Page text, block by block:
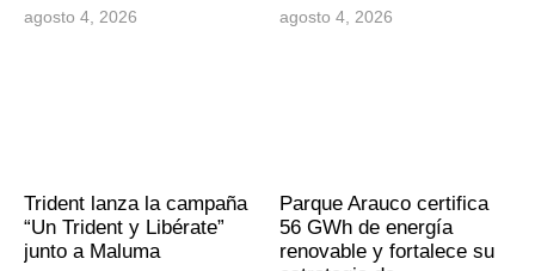
agosto 4, 2026 agosto 4, 2026
Trident lanza la campaña
“Un Trident y Libérate”
junto a Maluma
Parque Arauco certifica
56 GWh de energía
renovable y fortalece su